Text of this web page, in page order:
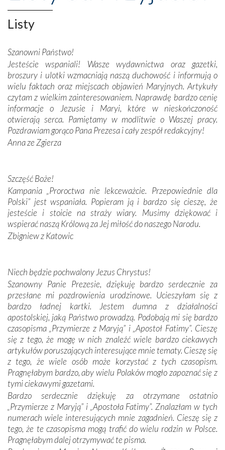
misterna architektura tych monumentalnych dzieł,
wspaniałe zdobienia, dbałość ich twórców o detale,
połączenie talentów z wytrwałością i pracowitością
Podążyliśmy też śladami fatimskich wizjonerów – Łucji
dos Santos oraz świętych Hiacynty i Franciszka Marto.
Modliliśmy się przy ich grobach. Odprawiliśmy Drogę
Krzyżową w ich rodzinnych stronach, odwiedziliśmy
domy, w których żyli.
W miejscu objawień Matki Bożej zapaliliśmy świece
przywiezione wraz z intencjami powierzonymi nam przez
spotykaliśmy się z serdeczną otwartością
Portugalczyków. Podziwialiśmy ich ludową sztukę i
zwyczaje. Mimo że nasze kraje są od siebie bardzo
oddalone, w żaden sposób nie czuliśmy się obco.
Sprawiła to oczywiście sama Matka Boża, ale też
kulturowa bliskość biorąca swój początek w naszej
mieliśmy okazję przekonać się, że Maryja swoją opieką
otacza nie tylko nasz naród, lecz wszystkie nacje, które
się Jej ufnie oddają, a także każdą osobę, która zawierza
Jej siebie oraz swych bliskich.
Dzieje Portugalii to również historia wierności Bogu i
odstępstw, także w życiu władców. Trudne momenty w
wymiarze tak osobistym, jak i zbiorowym, przypominają o
konieczności ciągłego zabiegania o własną duszę i o łaskę
Opatrzności. Wierność przynosi pomyślność –
przynajmniej w życiu duchowym. Odstępstwo owocuje
nieszczęściem i śmiercią. Te uniwersalne prawdy
przychodziły na myśl, gdy słuchaliśmy opowieści
przewodników o portugalskich monarchach i wodzach,
zwycięskich bitwach i nieszczęśliwych losach grzesznych
kochanków.
Listy
Szanowni Państwo!
Jesteście wspaniali! Wasze wydawnictwa oraz gazetki,
broszury i ulotki wzmacniają naszą duchowość i informują o
wielu faktach oraz miejscach objawień Maryjnych. Artykuły
czytam z wielkim zainteresowaniem. Naprawdę bardzo cenię
informacje o Jezusie i Maryi, które w nieskończoność
otwierają serca. Pamiętamy w modlitwie o Waszej pracy.
Pozdrawiam gorąco Pana Prezesa i cały zespół redakcyjny!
Anna ze Zgierza
Szczęść Boże!
Kampania „Proroctwa nie lekceważcie. Przepowiednie dla
Polski” jest wspaniała. Popieram ją i bardzo się cieszę, że
jesteście i stoicie na straży wiary. Musimy dziękować i
wspierać naszą Królową za Jej miłość do naszego Narodu.
Zbigniew z Katowic
Niech będzie pochwalony Jezus Chrystus!
Szanowny Panie Prezesie, dziękuję bardzo serdecznie za
przesłane mi pozdrowienia urodzinowe. Ucieszyłam się z
bardzo ładnej kartki. Jestem dumna z działalności
apostolskiej, jaką Państwo prowadzą. Podobają mi się bardzo
czasopisma „Przymierze z Maryją” i „Apostoł Fatimy”. Cieszę
się z tego, że mogę w nich znaleźć wiele bardzo ciekawych
artykułów poruszających interesujące mnie tematy. Cieszę się
z tego, że wiele osób może korzystać z tych czasopism.
Pragnęłabym bardzo, aby wielu Polaków mogło zapoznać się z
tymi ciekawymi gazetami.
Bardzo serdecznie dziękuję za otrzymane ostatnio
„Przymierze z Maryją” i „Apostoła Fatimy”. Znalazłam w tych
numerach wiele interesujących mnie zagadnień. Cieszę się z
tego, że te czasopisma mogą trafić do wielu rodzin w Polsce.
Pragnęłabym dalej otrzymywać te pisma.